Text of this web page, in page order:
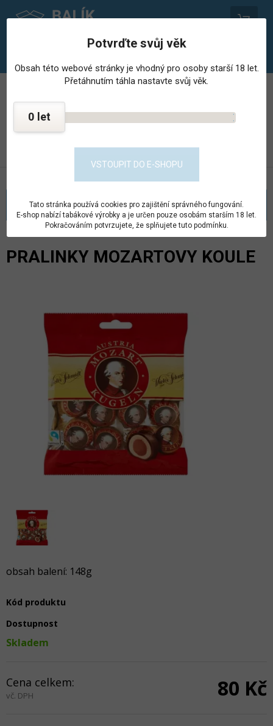
PROVOZOVNA STŘEDISKA HOSPODÁŘSKÉ ČINNNOSTI
KONTAKT
KATEGORIE
PRALINKY MOZARTOVY KOULE
obsah balení: 148g
Kód produktu
Dostupnost
Skladem
Cena celkem:
vč. DPH 80 Kč
Potvrďte svůj věk
Obsah této webové stránky je vhodný pro osoby starší 18 let.
Přetáhnutím táhla nastavte svůj věk.
0
VSTOUPIT DO E-SHOPU
Tato stránka používá cookies pro zajištění správného fungování.
E-shop nabízí tabákové výrobky a je určen pouze osobám starším 18 let.
Pokračováním potvrzujete, že splňujete tuto podmínku.